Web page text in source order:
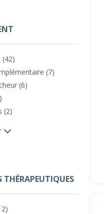
(7)
(6)
(2)